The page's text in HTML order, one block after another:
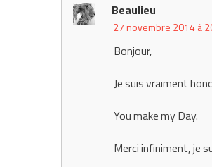
Beaulieu
27 novembre 2014 à
Bonjour,
Je suis vraiment
You make my Day.
Merci infiniment, je